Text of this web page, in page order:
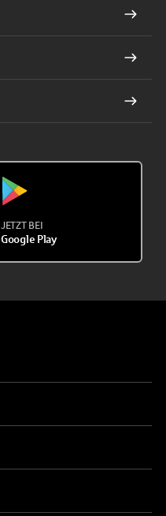
JETZT BEI
Google Play